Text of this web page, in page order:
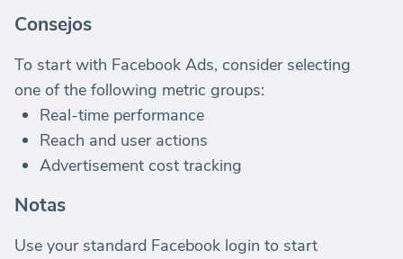
Consejos
To start with Facebook Ads, consider selecting
one of the following metric groups:
Real-time performance
Reach and user actions
Advertisement cost tracking
Notas
Use your standard Facebook login to start